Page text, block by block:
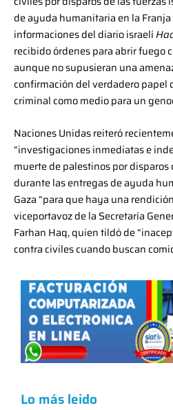
de ayuda humanitaria en la
informaciones del diario israelí
recibido órdenes para abrir fuego
aunque no supusieran una
confirmación del verdadero papel
criminal como medio para un
Naciones Unidas reiteró
“investigaciones inmediatas e
muerte de palestinos por disparos
durante las entregas de ayuda
Gaza “para que haya una
viceportavoz de la Secretaría
Farhan Haq, quien tildó de
contra civiles cuando buscan
Lo más leido